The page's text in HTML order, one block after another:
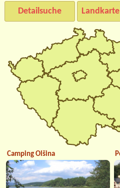
Detailsuche
Camping Olšina